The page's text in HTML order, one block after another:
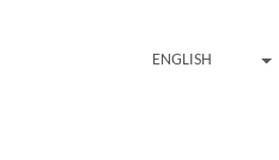
ENGLISH